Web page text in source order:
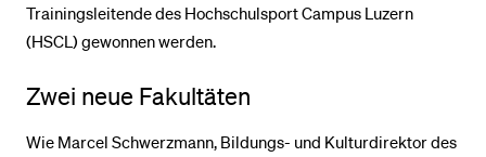
Trainingsleitende des Hochschulsport Campus Luzern
(HSCL) gewonnen werden.
Zwei neue Fakultäten
Wie Marcel Schwerzmann, Bildungs- und Kulturdirektor des